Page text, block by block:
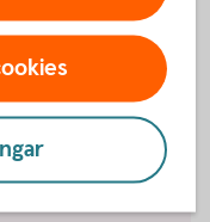
och ansökan